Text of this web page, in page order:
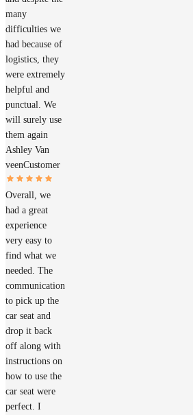
many
difficulties we
had because of
logistics, they
were extremely
helpful and
punctual. We
will surely use
them again
Ashley Van
veenCustomer
Overall, we
had a great
experience
very easy to
find what we
needed. The
communication
to pick up the
car seat and
drop it back
off along with
instructions on
how to use the
car seat were
perfect. I